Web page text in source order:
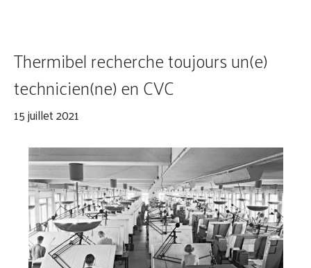
Thermibel recherche toujours un(e)
technicien(ne) en CVC
15 juillet 2021